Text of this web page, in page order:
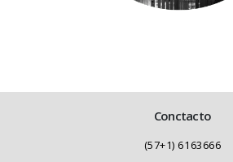
Conctacto
(57+1) 6163666